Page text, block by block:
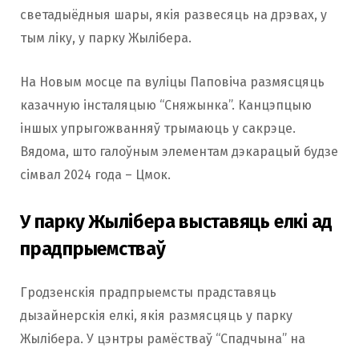
светадыёдныя шары, якія развесяць на дрэвах, у
тым ліку, у парку Жылібера.
На Новым мосце па вуліцы Паповіча размясцяць
казачную інсталяцыю “Сняжынка”. Канцэпцыю
іншых упрыгожванняў трымаюць у сакрэце.
Вядома, што галоўным элементам дэкарацый будзе
сімвал 2024 года – Цмок.
У парку Жылібера выставяць елкі ад
прадпрыемстваў
Гродзенскія прадпрыемсты прадставяць
дызайнерскія елкі, якія размясцяць у парку
Жылібера. У цэнтры рамёстваў “Спадчына” на